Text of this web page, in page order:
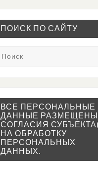
ПОИСК ПО САЙТУ
ВСЕ ПЕРСОНАЛЬНЫЕ
ДАННЫЕ РАЗМЕЩЕНЫ
СОГЛАСИЯ
НА ОБРАБОТКУ
ПЕРСОНАЛЬНЫХ
ДАННЫХ.